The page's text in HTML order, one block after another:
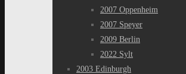
2007 Oppenheim
2007 Speyer
2009 Berlin
2022 Sylt
2003 Edinburgh